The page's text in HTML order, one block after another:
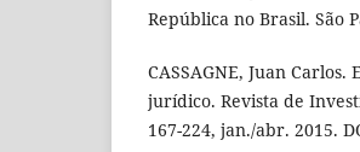
República no Brasil. São
CASSAGNE, Juan
jurídico. Revista de
167-224, jan./abr. 2015.